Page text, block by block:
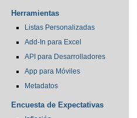
Herramientas
Listas Personalizadas
Add-In para Excel
API para Desarrolladores
App para Móviles
Metadatos
Encuesta de Expectativas